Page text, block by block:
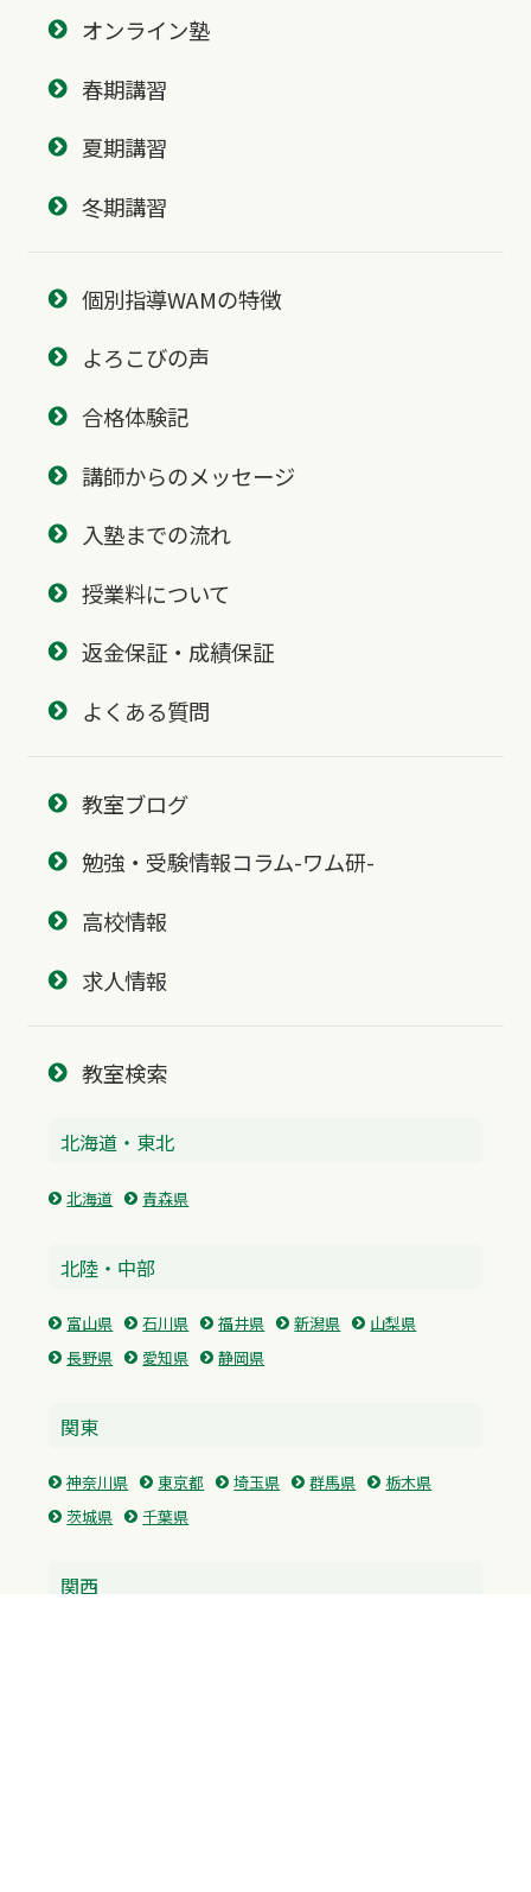
オンライン塾
春期講習
夏期講習
冬期講習
個別指導WAMの特徴
よろこびの声
合格体験記
講師からのメッセージ
入塾までの流れ
授業料について
返金保証・成績保証
よくある質問
教室ブログ
勉強・受験情報コラム-ワム研-
高校情報
求人情報
教室検索
北海道・東北
北海道 青森県
北陸・中部
富山県 石川県 福井県 新潟県
山梨県
長野県
愛知県 静岡県
関東
神奈川県 東京都 埼玉県 群馬県
栃木県
茨城県
千葉県
関西